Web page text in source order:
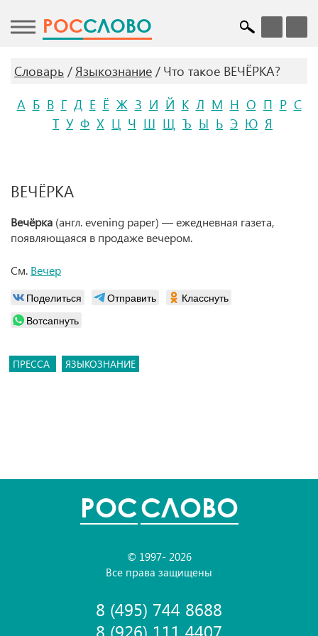
POCСЛОВО
Словарь Языкознание
Что такое ВЕЧЁРКА?
А Б В Г Д Е Ё Ж З И Й К Л М Н О П Р С
Т У Ф Х Ц Ч Ш Щ Ъ Ы Ь Э Ю Я
ВЕЧЁРКА
Вечёрка (англ. evening paper) — ежедневная газета,
появляющаяся в продаже вечером.
См. Вечер
Поделиться Отправить
Класснуть
Вотсапнуть
ПРЕССА ЯЗЫКОЗНАНИЕ
POCСЛОВО
© 1997- 2026
Все права защищены
8 (495) 744 8688
8 (926) 111 4407